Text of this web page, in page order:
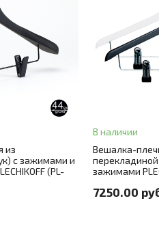
из
с зажимами и
(PL-
шт./цена за штуку 890 руб.
(софт-тач покрытие)
В наличии
Вешалка-
зажимами
7250.00
В
ЗАКАЗ В
Цвет металла
Количество в